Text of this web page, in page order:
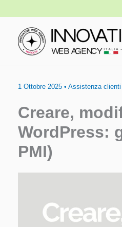
contenuto
1 Ottobre 2025 • Assistenza clienti
Creare,
WordPress:
PMI)